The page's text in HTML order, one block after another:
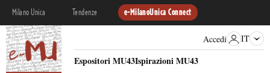
Milano Unica Tendenze e-MilanoUnica Connect
Espositori MU43Ispirazioni MU43
Accedi IT